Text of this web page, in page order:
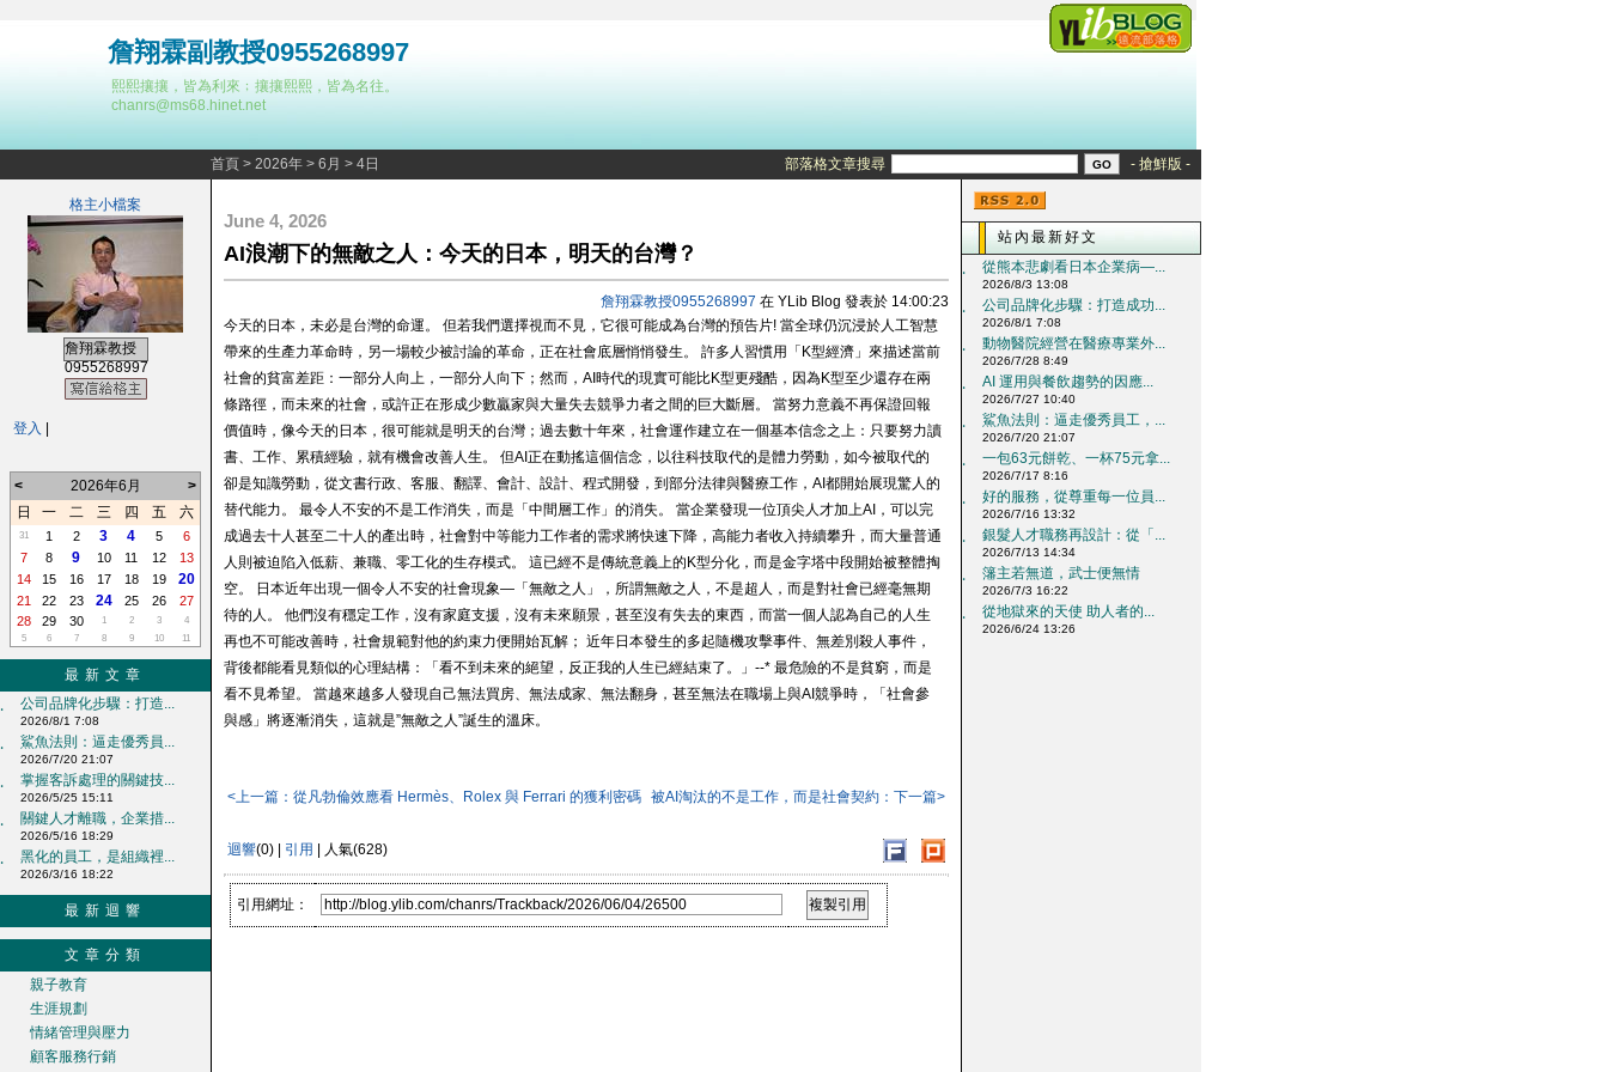
詹翔霖副教授0955268997
熙熙攘攘，皆為利來﹔攘攘熙熙，皆為名往。
chanrs@ms68.hinet.net
首頁 > 2026年 > 6月 > 4日 部落格文章搜尋 - 搶鮮版 -
格主小檔案
詹翔霖教授
0955268997
登入
< 2026年6月
>
日
一 二 三 四 五 六
31 1 2 3 4 5
6
7
8 9 10 11 12
13
14
15 16 17 18 19 20
21 22 23 24 25 26
27
28
29 30 1 2 3
4
5
6 7 8 9 10 11
最新文章
‧
公司品牌化步驟：打造...
2026/8/1 7:08
‧ 鯊魚法則：逼走優秀員...
2026/7/20 21:07
‧ 掌握客訴處理的關鍵技...
2026/5/25 15:11
‧ 關鍵人才離職，企業措...
2026/5/16 18:29
‧ 黑化的員工，是組織裡...
2026/3/16 18:22
最新迴響
文章分類
親子教育
生涯規劃
情緒管理與壓力
顧客服務行銷
June 4, 2026
AI浪潮下的無敵之人：今天的日本，明天的台灣？
詹翔霖教授0955268997 在 YLib Blog 發表於 14:00:23
今天的日本，未必是台灣的命運。 但若我們選擇視而不見，它很可能成為台灣的預告片! 當全球仍沉浸於人工智慧
帶來的生產力革命時，另一場較少被討論的革命，正在社會底層悄悄發生。 許多人習慣用「K型經濟」來描述當前
社會的貧富差距：一部分人向上，一部分人向下；然而，AI時代的現實可能比K型更殘酷，因為K型至少還存在兩
條路徑，而未來的社會，或許正在形成少數贏家與大量失去競爭力者之間的巨大斷層。 當努力意義不再保證回報
價值時，像今天的日本，很可能就是明天的台灣；過去數十年來，社會運作建立在一個基本信念之上：只要努力讀
書、工作、累積經驗，就有機會改善人生。 但AI正在動搖這個信念，以往科技取代的是體力勞動，如今被取代的
卻是知識勞動，從文書行政、客服、翻譯、會計、設計、程式開發，到部分法律與醫療工作，AI都開始展現驚人的
替代能力。 最令人不安的不是工作消失，而是「中間層工作」的消失。 當企業發現一位頂尖人才加上AI，可以完
成過去十人甚至二十人的產出時，社會對中等能力工作者的需求將快速下降，高能力者收入持續攀升，而大量普通
人則被迫陷入低薪、兼職、零工化的生存模式。 這已經不是傳統意義上的K型分化，而是金字塔中段開始被整體掏
空。 日本近年出現一個令人不安的社會現象—「無敵之人」，所謂無敵之人，不是超人，而是對社會已經毫無期
待的人。 他們沒有穩定工作，沒有家庭支援，沒有未來願景，甚至沒有失去的東西，而當一個人認為自己的人生
再也不可能改善時，社會規範對他的約束力便開始瓦解； 近年日本發生的多起隨機攻擊事件、無差別殺人事件，
背後都能看見類似的心理結構：「看不到未來的絕望，反正我的人生已經結束了。」--* 最危險的不是貧窮，而是
看不見希望。 當越來越多人發現自己無法買房、無法成家、無法翻身，甚至無法在職場上與AI競爭時，「社會參
與感」將逐漸消失，這就是”無敵之人”誕生的溫床。
<上一篇：從凡勃倫效應看 Hermès、Rolex 與 Ferrari 的獲利密碼 被AI淘汰的不是工作，而是社會契約：下一篇>
迴響(0) | 引用 | 人氣(628)
引用網址：
站內最新好文
‧ 從熊本悲劇看日本企業病—...
2026/8/3 13:08
‧ 公司品牌化步驟：打造成功...
2026/8/1 7:08
‧ 動物醫院經營在醫療專業外...
2026/7/28 8:49
‧ AI 運用與餐飲趨勢的因應...
2026/7/27 10:40
‧ 鯊魚法則：逼走優秀員工，...
2026/7/20 21:07
‧ 一包63元餅乾、一杯75元拿...
2026/7/17 8:16
‧ 好的服務，從尊重每一位員...
2026/7/16 13:32
‧ 銀髮人才職務再設計：從「...
2026/7/13 14:34
‧ 籓主若無道，武士便無情
2026/7/3 16:22
‧ 從地獄來的天使 助人者的...
2026/6/24 13:26